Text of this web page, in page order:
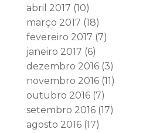
abril 2017 (10)
março 2017 (18)
fevereiro 2017 (7)
janeiro 2017 (6)
dezembro 2016(3)
novembro 2016(11)
outubro 2016(7)
setembro 2016(17)
agosto 2016(17)